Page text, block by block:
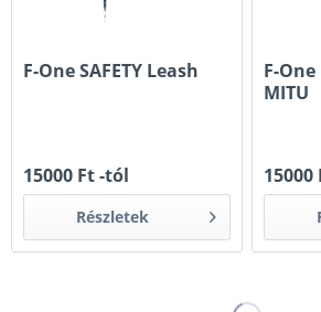
F-One SAFETY Leash
15000 Ft -tól
Részletek
F-
MITU
15000